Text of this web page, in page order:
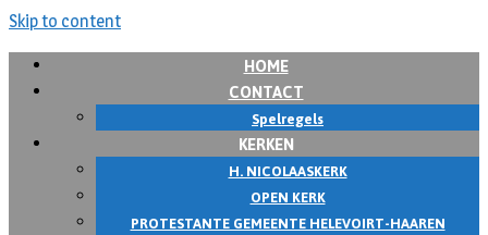
Skip to content
HOME
CONTACT
Spelregels
KERKEN
H. NICOLAASKERK
OPEN KERK
PROTESTANTE GEMEENTE HELEVOIRT-HAAREN